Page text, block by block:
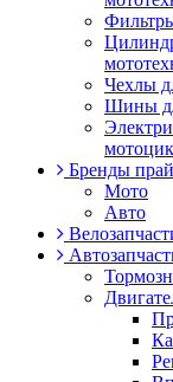
Чехлы
Шины
Бренды
Мото
Авто